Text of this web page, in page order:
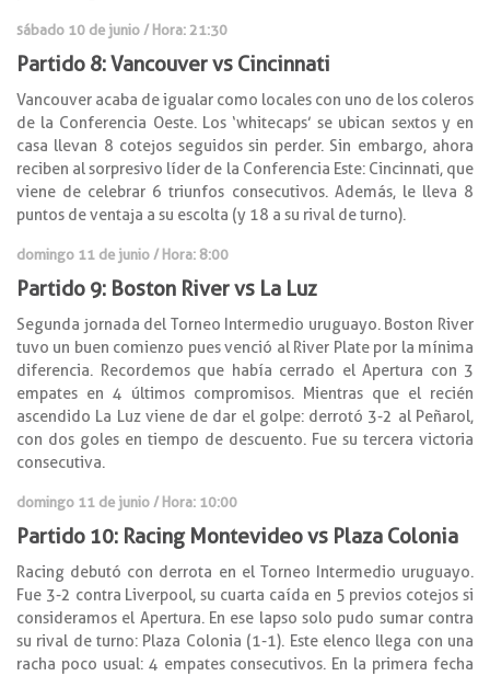
sábado 10 de junio / Hora: 21:30
Partido 8: Vancouver vs Cincinnati
Vancouver acaba de igualar como locales con uno de los coleros
de la Conferencia Oeste. Los ‘whitecaps’ se ubican sextos y en
casa llevan 8 cotejos seguidos sin perder. Sin embargo, ahora
reciben al sorpresivo líder de la Conferencia Este: Cincinnati, que
viene de celebrar 6 triunfos consecutivos. Además, le lleva 8
puntos de ventaja a su escolta (y 18 a su rival de turno).
domingo 11 de junio / Hora: 8:00
Partido 9: Boston River vs La Luz
Segunda jornada del Torneo Intermedio uruguayo. Boston River
tuvo un buen comienzo pues venció al River Plate por la mínima
diferencia. Recordemos que había cerrado el Apertura con 3
empates en 4 últimos compromisos. Mientras que el recién
ascendido La Luz viene de dar el golpe: derrotó 3-2 al Peñarol,
con dos goles en tiempo de descuento. Fue su tercera victoria
consecutiva.
domingo 11 de junio / Hora: 10:00
Partido 10: Racing Montevideo vs Plaza Colonia
Racing debutó con derrota en el Torneo Intermedio uruguayo.
Fue 3-2 contra Liverpool, su cuarta caída en 5 previos cotejos si
consideramos el Apertura. En ese lapso solo pudo sumar contra
su rival de turno: Plaza Colonia (1-1). Este elenco llega con una
racha poco usual: 4 empates consecutivos. En la primera fecha